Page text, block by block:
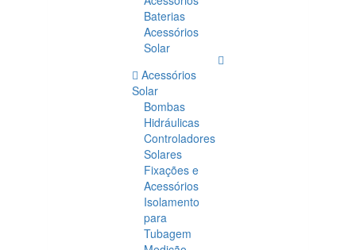
Baterias
Acessórios
Solar
Acessórios
Solar
Bombas
Hidráulicas
Controladores
Solares
Fixações e
Acessórios
Isolamento
para
Tubagem